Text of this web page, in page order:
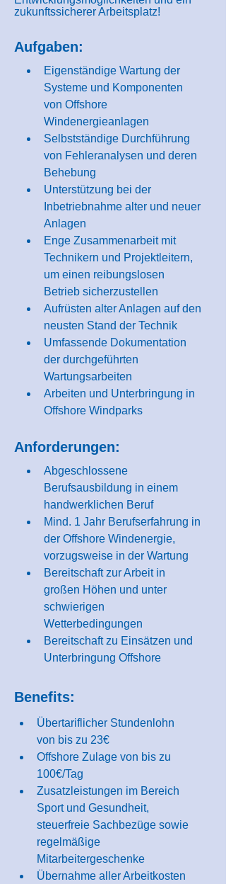
zukunftssicherer Arbeitsplatz!
Aufgaben:
Eigenständige Wartung der
Systeme und Komponenten
von Offshore
Windenergieanlagen
Selbstständige Durchführung
von Fehleranalysen und deren
Behebung
Unterstützung bei der
Inbetriebnahme alter und neuer
Anlagen
Enge Zusammenarbeit mit
Technikern und Projektleitern,
um einen reibungslosen
Betrieb sicherzustellen
Aufrüsten alter Anlagen auf den
neusten Stand der Technik
Umfassende Dokumentation
der durchgeführten
Wartungsarbeiten
Arbeiten und Unterbringung in
Offshore Windparks
Anforderungen:
Abgeschlossene
Berufsausbildung in einem
handwerklichen Beruf
Mind. 1 Jahr Berufserfahrung in
der Offshore Windenergie,
vorzugsweise in der Wartung
Bereitschaft zur Arbeit in
großen Höhen und unter
schwierigen
Wetterbedingungen
Bereitschaft zu Einsätzen und
Unterbringung Offshore
Benefits:
Übertariflicher Stundenlohn
von bis zu 23€
Offshore Zulage von bis zu
100€/Tag
Zusatzleistungen im Bereich
Sport und Gesundheit,
steuerfreie Sachbezüge sowie
regelmäßige
Mitarbeitergeschenke
Übernahme aller Arbeitkosten